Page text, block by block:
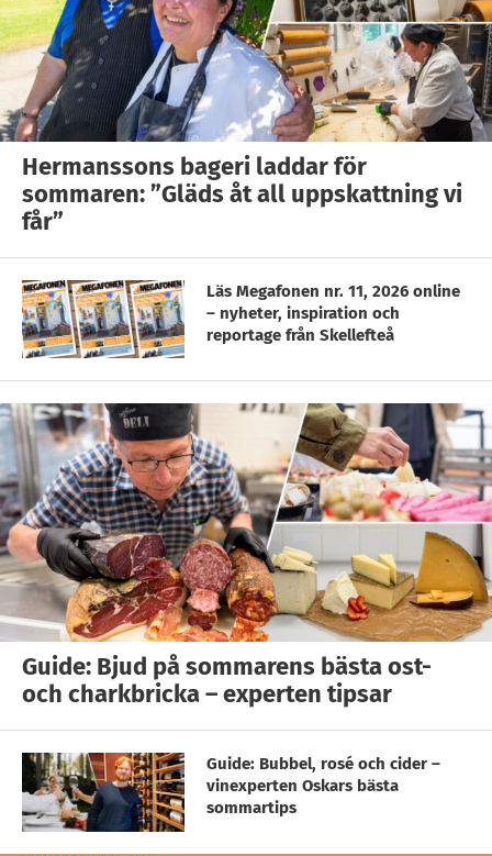
Hermanssons bageri laddar för
sommaren: ”Gläds åt all uppskattning vi
får”
Läs Megafonen nr. 11, 2026 online
– nyheter, inspiration och
reportage från Skellefteå
Guide: Bjud på sommarens bästa ost-
och charkbricka – experten tipsar
Guide: Bubbel, rosé och cider –
vinexperten Oskars bästa
sommartips